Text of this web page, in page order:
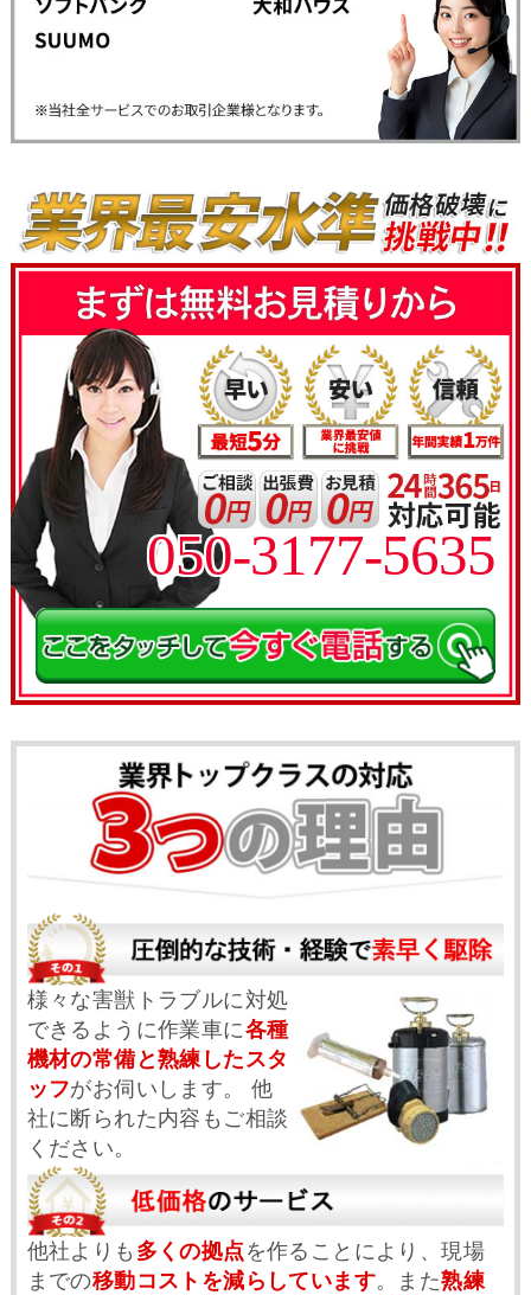
050-3177-5635
様々な害獣トラブルに対処
できるように作業車に各種
機材の常備と熟練したスタ
ッフがお伺いします。 他
社に断られた内容もご相談
ください。
他社よりも 多くの拠点 を作ることにより、現場
までの移動コストを減らしています。また熟練